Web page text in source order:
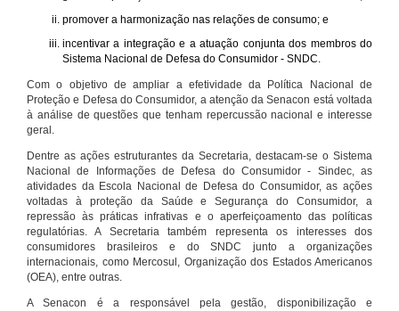
promover a harmonização nas relações de consumo; e
incentivar a integração e a atuação conjunta dos membros do
Sistema Nacional de Defesa do Consumidor - SNDC.
Com o objetivo de ampliar a efetividade da Política Nacional de
Proteção e Defesa do Consumidor, a atenção da Senacon está voltada
à análise de questões que tenham repercussão nacional e interesse
geral.
Dentre as ações estruturantes da Secretaria, destacam-se o Sistema
Nacional de Informações de Defesa do Consumidor - Sindec, as
atividades da Escola Nacional de Defesa do Consumidor, as ações
voltadas à proteção da Saúde e Segurança do Consumidor, a
repressão às práticas infrativas e o aperfeiçoamento das políticas
regulatórias. A Secretaria também representa os interesses dos
consumidores brasileiros e do SNDC junto a organizações
internacionais, como Mercosul, Organização dos Estados Americanos
(OEA), entre outras.
A Senacon é a responsável pela gestão, disponibilização e